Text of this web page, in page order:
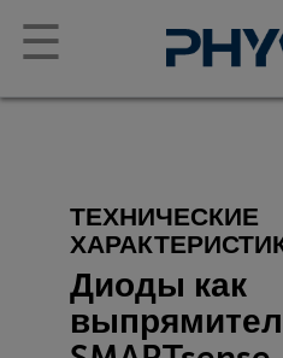
☰
ТЕХНИЧЕСКИЕ
Диоды как